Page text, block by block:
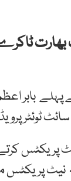
بھارت
پہلے بابر
ٹوئٹر
پریکٹس
نیٹ